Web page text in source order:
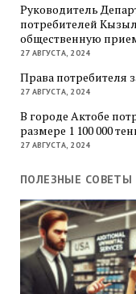
Руководитель
потребителей
общественную
27 АВГУСТА, 2024
Права потребителя
27 АВГУСТА, 2024
В городе Актобе
размере 1 100 000
27 АВГУСТА, 2024
ПОЛЕЗНЫЕ СОВЕТЫ